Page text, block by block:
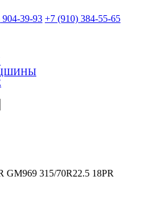
39-93 +7 (910) 384-55-65
GM969 315/70R22.5 18PR